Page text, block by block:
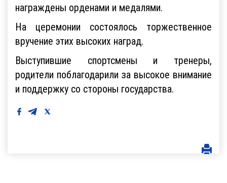
награждены орденами и медалями.
На церемонии состоялось торжественное
вручение этих высоких наград.
Выступившие спортсмены и тренеры,
родители поблагодарили за высокое внимание
и поддержку со стороны государства.